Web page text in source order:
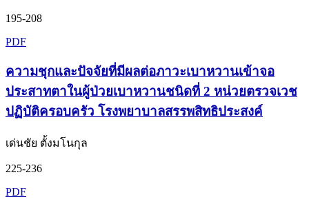
195-208
PDF
ความชุกและปัจจัยที่มีผลต่อภาวะเบาหวานเข้าจอ
ประสาทตาในผู้ป่วยเบาหวานชนิดที่ 2 หน่วยตรวจเวช
ปฏิบัติครอบครัว โรงพยาบาลสรรพสิทธิประสงค์
เด่นชัย ตั้งมโนกุล
225-236
PDF